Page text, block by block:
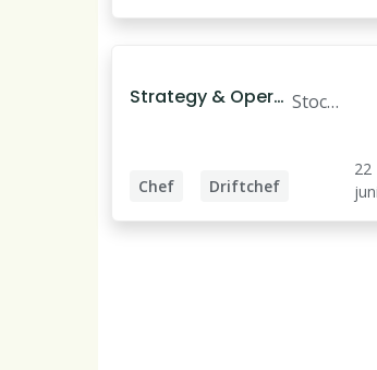
Country Manager
Strategy & Opera Stock
Chef
Driftchef
Bid Manager
22